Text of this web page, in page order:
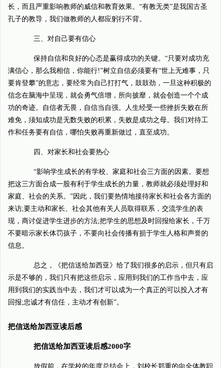
长，而且严重影响教师的威信和教育效果。“有教无类”是我国古圣
孔子的教导，我们做教师的人都应躬行不背。
三、对自己要有信心
保持自信和良好的心态是赢得成功的关键。“只要对成功充
满信心，那么我相信，你能行!”树立自信必须要有“世上无难事，只
要肯登攀”的意志，要经常为自己打打气，鼓鼓劲，一旦这种积极的
信念在脑海中呈现，就会勇气倍增，所向披靡，就会创造一个个成
功的奇迹。自信者无畏，自信当自强。人生经受一些挫折失败在所
难免，须知成功是无数失败的积累，失败是成功之母。我们对待工
作和任务要有自信，哪怕失败再重新做过，直至成功。
四、对家长和社会要热心
“影响学生成长的有学校、家庭和社会三方面的因素。要想
把这三方面合成一股有利于学生成长的力量，教师就必须处理好和
家庭、社会的关系。”因此，我们要热情地接待家长和社会各方面的
来访;要主动和家长、社会其他有关人员取得联系，交流学生的表
现，商讨促进学生进步的方法;把学生的思想及时回报给家长，千万
不要暗示家长体罚孩子，不要向社会传播有损于学生人格和声誉的
信息。
总之，《把信送给加西亚》给了我们很多的启示，但只有启
示是不够的，我们只有把这些启示，应用到我们的工作当中去，应
用到我们的实践当中去，我们才可以成为一个真正的可以投入才有
回报;忠诚才有信任，主动才有创新”。
把信送给加西亚读后感
把信送给加西亚读后感2000字
放假前，在学校的年度总结会上，刘校长郑重的向全体教职